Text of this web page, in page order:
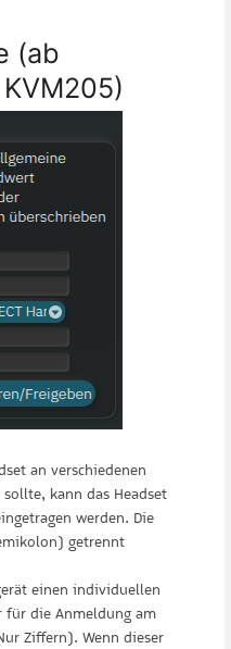
(ab
an verschiedenen
kann das Headset
werden. Die
getrennt
einen individuellen
für die Anmeldung am
Ziffern). Wenn dieser